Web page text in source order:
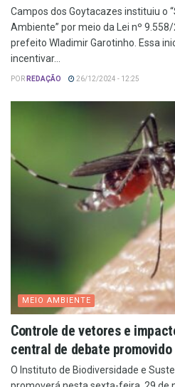
Campos dos Goytacazes instituiu o
Ambiente” por meio da Lei nº
prefeito Wladimir Garotinho. Essa
incentivar...
POR REDAÇÃO 26/12/2024 - 12:25
MEIO AMBIENTE
Controle de vetores e
central de debate promovido
O Instituto de Biodiversidade e